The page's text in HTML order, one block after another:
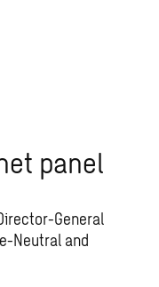
panel
General
Neutral and